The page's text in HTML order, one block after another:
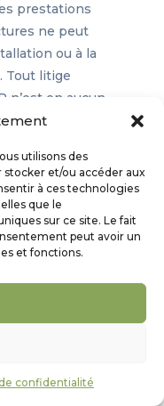
utilisons des
et/ou accéder aux
à ces technologies
que le
sur ce site. Le fait
peut avoir un
et fonctions.
confidentialité
prestations
ne peut
ou à la
Tout litige
n’est en aucun
la partie non
contrat et les
donner lieu,
leurs
leurs
et
Elle est